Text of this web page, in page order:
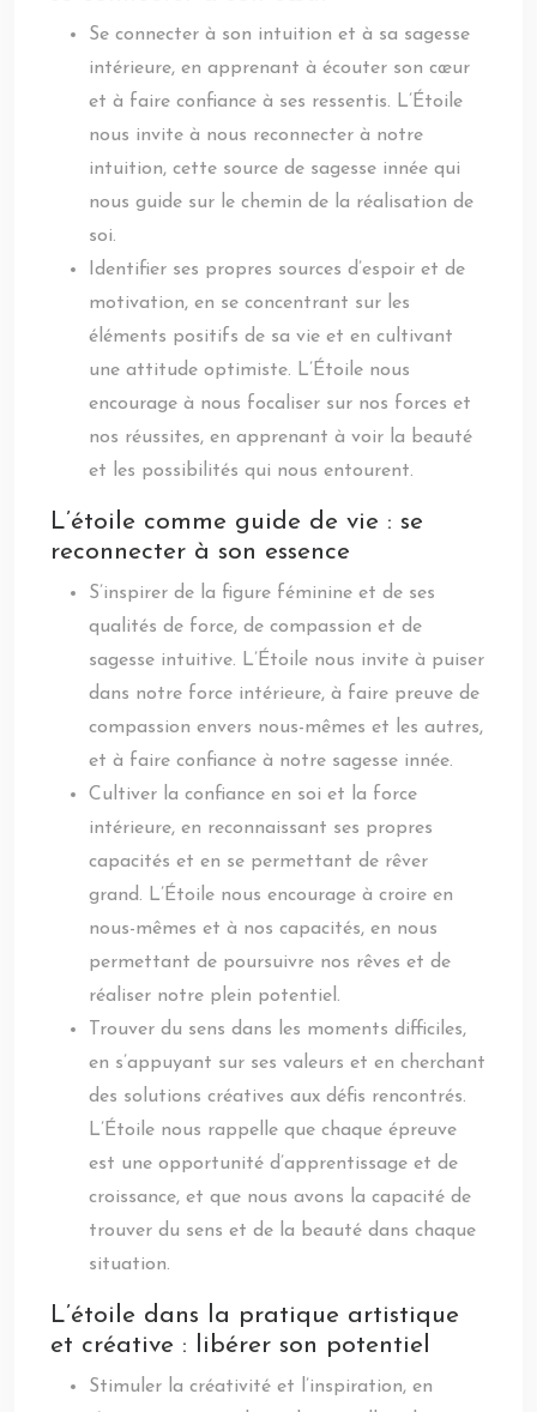
Se connecter à son intuition et à sa sagesse
intérieure, en apprenant à écouter son cœur
et à faire confiance à ses ressentis. L’Étoile
nous invite à nous reconnecter à notre
intuition, cette source de sagesse innée qui
nous guide sur le chemin de la réalisation de
soi.
Identifier ses propres sources d’espoir et de
motivation, en se concentrant sur les
éléments positifs de sa vie et en cultivant
une attitude optimiste. L’Étoile nous
encourage à nous focaliser sur nos forces et
nos réussites, en apprenant à voir la beauté
et les possibilités qui nous entourent.
L’étoile comme guide de vie : se
reconnecter à son essence
S’inspirer de la figure féminine et de ses
qualités de force, de compassion et de
sagesse intuitive. L’Étoile nous invite à puiser
dans notre force intérieure, à faire preuve de
compassion envers nous-mêmes et les autres,
et à faire confiance à notre sagesse innée.
Cultiver la confiance en soi et la force
intérieure, en reconnaissant ses propres
capacités et en se permettant de rêver
grand. L’Étoile nous encourage à croire en
nous-mêmes et à nos capacités, en nous
permettant de poursuivre nos rêves et de
réaliser notre plein potentiel.
Trouver du sens dans les moments difficiles,
en s’appuyant sur ses valeurs et en cherchant
des solutions créatives aux défis rencontrés.
L’Étoile nous rappelle que chaque épreuve
est une opportunité d’apprentissage et de
croissance, et que nous avons la capacité de
trouver du sens et de la beauté dans chaque
situation.
L’étoile dans la pratique artistique
et créative : libérer son potentiel
Stimuler la créativité et l’inspiration, en